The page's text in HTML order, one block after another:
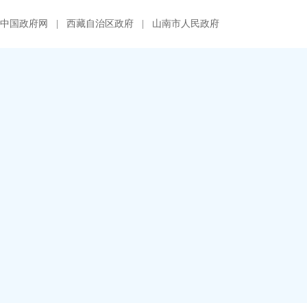
中国政府网 西藏自治区政府 山南市人民政府